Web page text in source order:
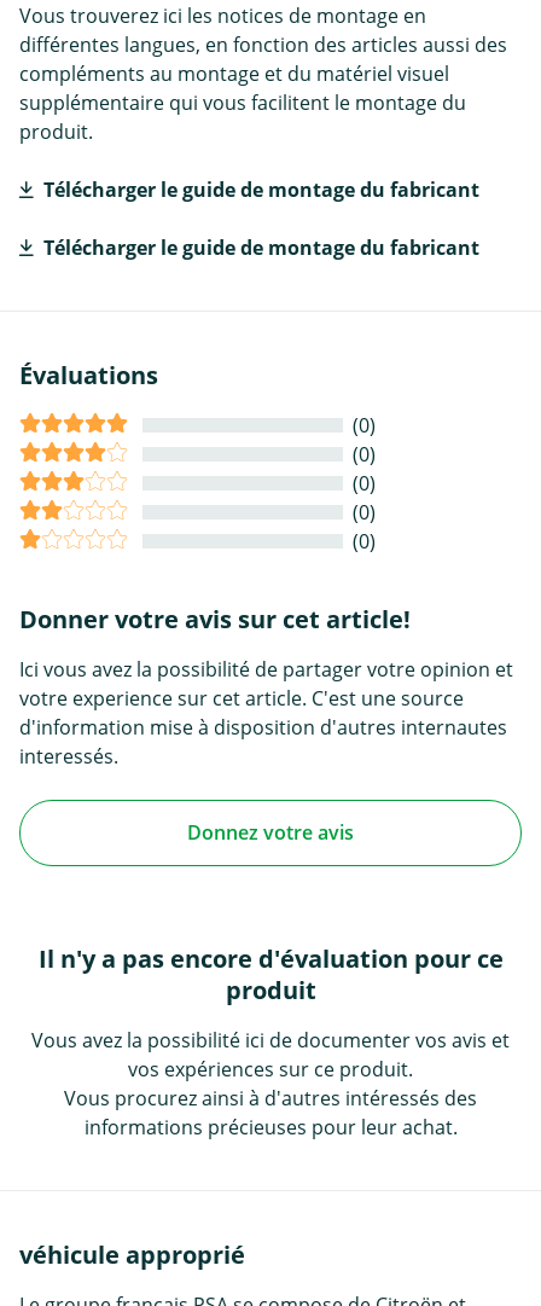
Vous trouverez ici les notices de montage en
différentes langues, en fonction des articles aussi des
compléments au montage et du matériel visuel
supplémentaire qui vous facilitent le montage du
produit.
Télécharger le guide de montage du fabricant
Télécharger le guide de montage du fabricant
Évaluations
(0)
(0)
(0)
(0)
(0)
Donner votre avis sur cet article!
Ici vous avez la possibilité de partager votre opinion et
votre experience sur cet article. C'est une source
d'information mise à disposition d'autres internautes
interessés.
Donnez votre avis
Il n'y a pas encore d'évaluation pour ce
produit
Vous avez la possibilité ici de documenter vos avis et
vos expériences sur ce produit.
Vous procurez ainsi à d'autres intéressés des
informations précieuses pour leur achat.
véhicule approprié